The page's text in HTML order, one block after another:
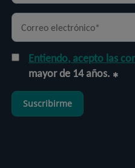
Entiendo, acepto las
mayor de 14 años.
Suscribirme